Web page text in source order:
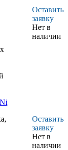
Оставить
заявку
Нет в
наличии
Оставить
заявку
Нет в
наличии